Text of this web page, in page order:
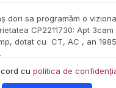
cu politica de